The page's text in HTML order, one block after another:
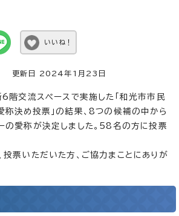
いいね！
更新日 2024年1月23日
階交流スペースで実施した「和光市市民
決め投票」の結果、8つの候補の中から
の愛称が決定しました。58名の方に投票
投票いただいた方、ご協力まことにありが